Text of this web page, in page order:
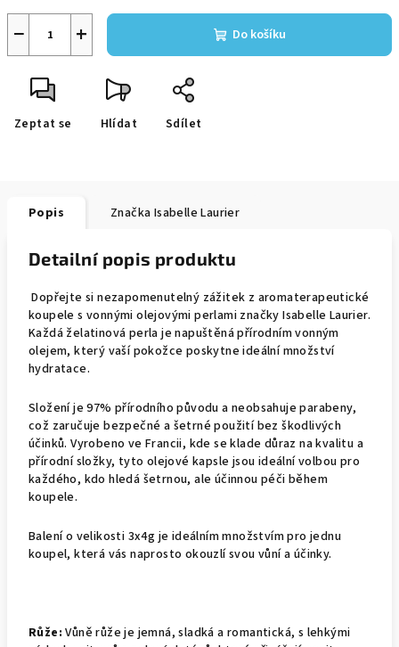
+
− Do košíku
Zeptat se Hlídat Sdílet
Popis Značka Isabelle Laurier
Detailní popis produktu
Dopřejte si nezapomenutelný zážitek z aromaterapeutické
koupele s vonnými olejovými perlami značky Isabelle Laurier.
Každá želatinová perla je napuštěná přírodním vonným
olejem, který vaší pokožce poskytne ideální množství
hydratace.
Složení je 97% přírodního původu a neobsahuje parabeny,
což zaručuje bezpečné a šetrné použití bez škodlivých
účinků. Vyrobeno ve Francii, kde se klade důraz na kvalitu a
přírodní složky, tyto olejové kapsle jsou ideální volbou pro
každého, kdo hledá šetrnou, ale účinnou péči během
koupele.
Balení o velikosti 3x4g je ideálním množstvím pro jednu
koupel, která vás naprosto okouzlí svou vůní a účinky.
Růže: Vůně růže je jemná, sladká a romantická, s lehkými